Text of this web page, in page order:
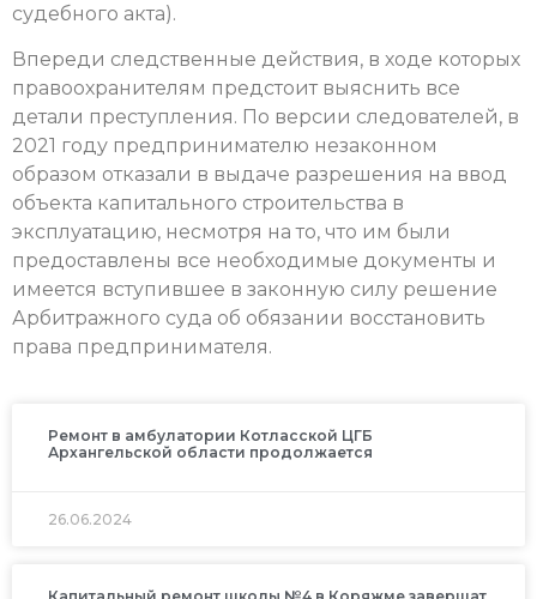
судебного акта).
Впереди следственные действия, в ходе которых
правоохранителям предстоит выяснить все
детали преступления. По версии следователей, в
2021 году предпринимателю незаконном
образом отказали в выдаче разрешения на ввод
объекта капитального строительства в
эксплуатацию, несмотря на то, что им были
предоставлены все необходимые документы и
имеется вступившее в законную силу решение
Арбитражного суда об обязании восстановить
права предпринимателя.
Ремонт в амбулатории Котласской ЦГБ
Архангельской области продолжается
26.06.2024